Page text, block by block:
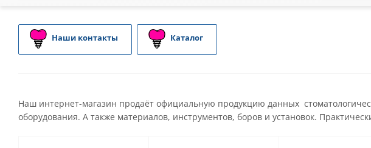
Наши контакты Каталог
Наш интернет-магазин продаёт официальную продукцию данных
оборудования. А также материалов, инструментов, боров и установок.